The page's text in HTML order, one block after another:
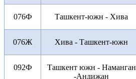
076Ф Ташкент-южн - Хива
076Ж Хива - Ташкент-южн
092Ф
Ташкент южн - Наманган
-Андижан